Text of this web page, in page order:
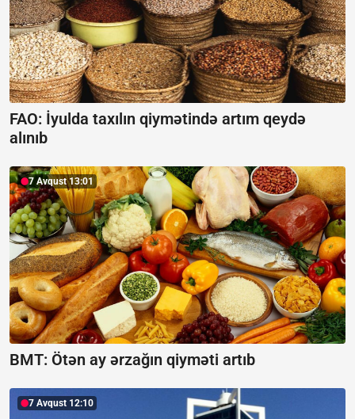
FAO: İyulda taxılın qiymətində artım qeydə
alınıb
7 Avqust 13:01
BMT: Ötən ay ərzağın qiyməti artıb
7 Avqust 12:10